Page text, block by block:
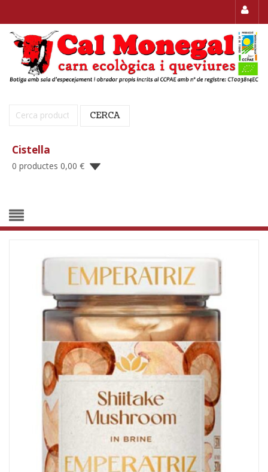
Cerca: CERCA
Cistella
0 productes 0,00 €